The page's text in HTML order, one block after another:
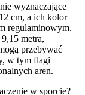
wyznaczające
cm, a ich kolor
regulaminowym.
metra,
przebywać
w tym flagi
aren.
w sporcie?